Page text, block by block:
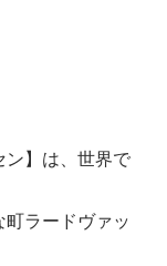
ン】は、世界で
ラードヴァッ